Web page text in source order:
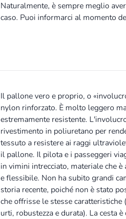
Naturalmente, è sempre meglio
caso. Puoi informarci al momento
Il pallone vero e proprio, o
nylon rinforzato. È molto leggero
estremamente resistente.
rivestimento in poliuretano per
tessuto a resistere ai raggi
il pallone. Il pilota e i passeggeri
in vimini intrecciato, materiale che
e flessibile. Non ha subito grandi
storia recente, poiché non è stato
che offrisse le stesse caratteristiche
urti, robustezza e durata). La cesta